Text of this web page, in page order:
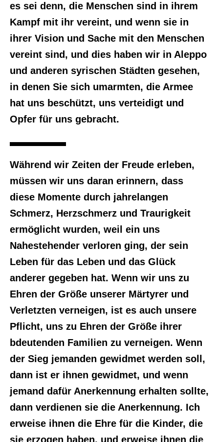
es sei denn, die Menschen sind in ihrem
Kampf mit ihr vereint, und wenn sie in
ihrer Vision und Sache mit den Menschen
vereint sind, und dies haben wir in Aleppo
und anderen syrischen Städten gesehen,
in denen Sie sich umarmten, die Armee
hat uns beschützt, uns verteidigt und
Opfer für uns gebracht.
Während wir Zeiten der Freude erleben,
müssen wir uns daran erinnern, dass
diese Momente durch jahrelangen
Schmerz, Herzschmerz und Traurigkeit
ermöglicht wurden, weil ein uns
Nahestehender verloren ging, der sein
Leben für das Leben und das Glück
anderer gegeben hat. Wenn wir uns zu
Ehren der Größe unserer Märtyrer und
Verletzten verneigen, ist es auch unsere
Pflicht, uns zu Ehren der Größe ihrer
bdeutenden Familien zu verneigen. Wenn
der Sieg jemanden gewidmet werden soll,
dann ist er ihnen gewidmet, und wenn
jemand dafür Anerkennung erhalten sollte,
dann verdienen sie die Anerkennung. Ich
erweise ihnen die Ehre für die Kinder, die
sie erzogen haben, und erweise ihnen die